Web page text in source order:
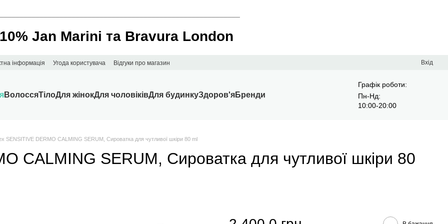
Jan Marini та Bravura London
інформація Угода користувача Відгуки про магазин Вхід
ВолоссяТілоДля жінокДля чоловіківДля будинкуЗдоров'яБренди
Графік роботи:
Пн-Нд:
10:00-20:00
SENSITIVE DERMO CALMING SERUM, Сироватка для чутливої шкіри 80 ml
CALMING SERUM, Сироватка для чутливої шкіри 80